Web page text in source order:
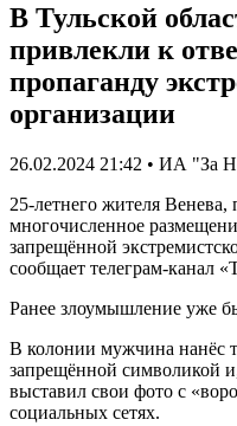
В Тульской
привлекли к
пропаганду
организации
26.02.2024 21:42 • ИА "За
25-летнего жителя Венева,
многочисленное
запрещённой
сообщает телеграм-канал
Ранее злоумышление уже
В колонии мужчина нанёс
запрещённой символикой
выставил свои фото с
социальных сетях.